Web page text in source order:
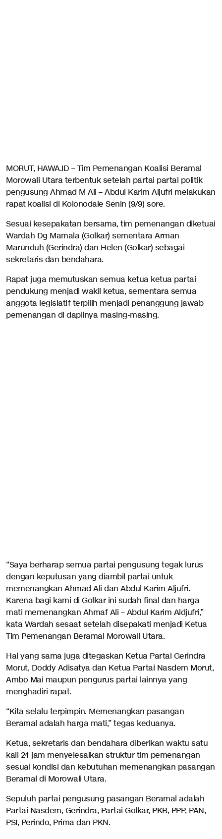
MORUT, HAWA.ID – Tim Pemenangan Koalisi Beramal
Morowali Utara terbentuk setelah partai partai politik
pengusung Ahmad M Ali – Abdul Karim Aljufri melakukan
rapat koalisi di Kolonodale Senin (9/9) sore.
Sesuai kesepakatan bersama, tim pemenangan diketuai
Wardah Dg Mamala (Golkar) sementara Arman
Marunduh (Gerindra) dan Helen (Golkar) sebagai
sekretaris dan bendahara.
Rapat juga memutuskan semua ketua ketua partai
pendukung menjadi wakil ketua, sementara semua
anggota legislatif terpilih menjadi penanggung jawab
pemenangan di dapilnya masing-masing.
“Saya berharap semua partai pengusung tegak lurus
dengan keputusan yang diambil partai untuk
memenangkan Ahmad Ali dan Abdul Karim Aljufri.
Karena bagi kami di Golkar ini sudah final dan harga
mati memenangkan Ahmaf Ali – Abdul Karim Aldjufri,”
kata Wardah sesaat setelah disepakati menjadi Ketua
Tim Pemenangan Beramal Morowali Utara.
Hal yang sama juga ditegaskan Ketua Partai Gerindra
Morut, Doddy Adisatya dan Ketua Partai Nasdem Morut,
Ambo Mai maupun pengurus partai lainnya yang
menghadiri rapat.
“Kita selalu terpimpin. Memenangkan pasangan
Beramal adalah harga mati,” tegas keduanya.
Ketua, sekretaris dan bendahara diberikan waktu satu
kali 24 jam menyelesaikan struktur tim pemenangan
sesuai kondisi dan kebutuhan memenangkan pasangan
Beramal di Morowali Utara.
Sepuluh partai pengusung pasangan Beramal adalah
Partai Nasdem, Gerindra, Partai Golkar, PKB, PPP, PAN,
PSI, Perindo, Prima dan PKN.